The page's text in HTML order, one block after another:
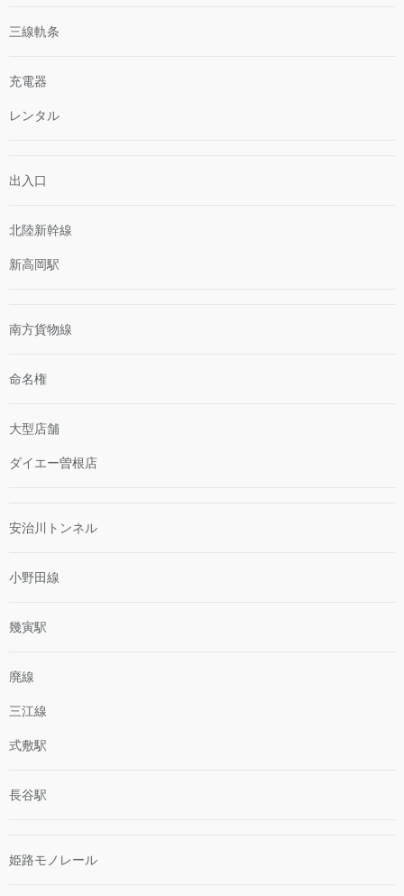
三線軌条
充電器
レンタル
出入口
北陸新幹線
新高岡駅
南方貨物線
命名権
大型店舗
ダイエー曽根店
安治川トンネル
小野田線
幾寅駅
廃線
三江線
式敷駅
長谷駅
姫路モノレール